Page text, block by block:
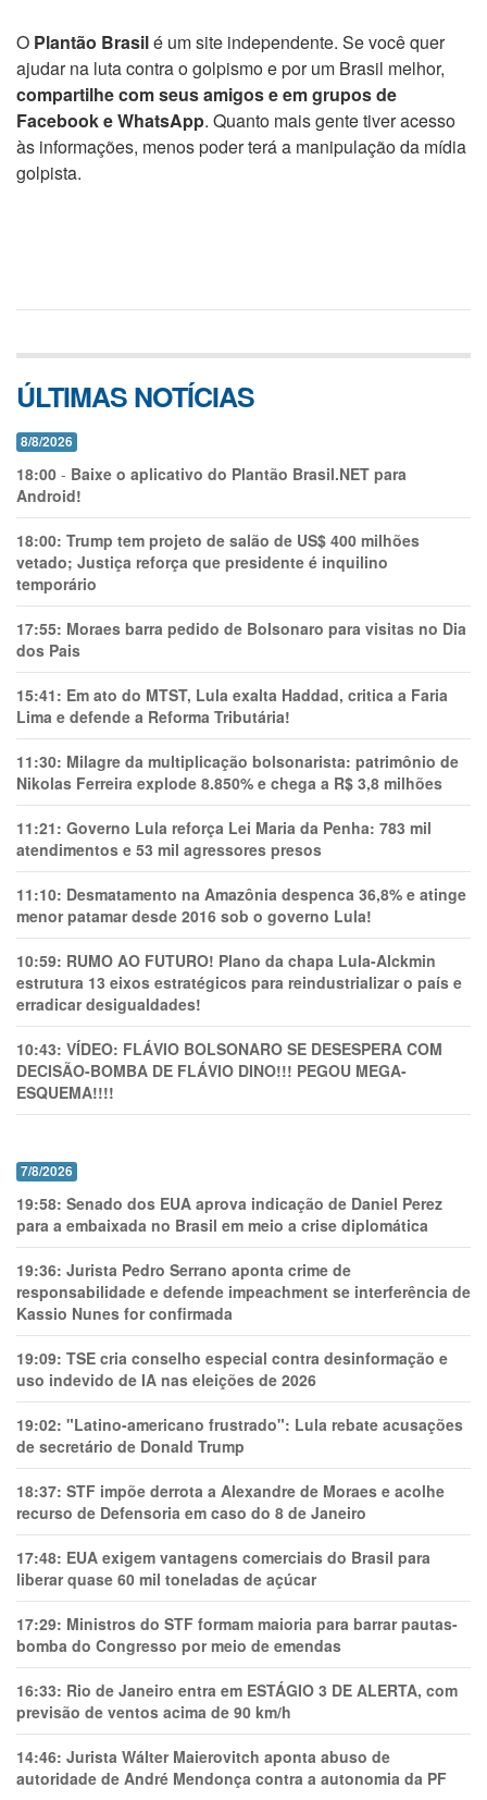
O Plantão Brasilé um site independente. Se você quer
ajudar na luta contra o golpismo e por um Brasil melhor,
compartilhe com seus amigos e em grupos de
Facebook e WhatsApp. Quanto mais gente tiver acesso
às informações, menos poder terá a manipulação da mídia
golpista.
ÚLTIMAS NOTÍCIAS
8/8/2026
18:00 - Baixe o aplicativo do Plantão Brasil.NET para
Android!
18:00: Trump tem projeto de salão de US$ 400 milhões
vetado; Justiça reforça que presidente é inquilino
temporário
17:55: Moraes barra pedido de Bolsonaro para visitas no Dia
dos Pais
15:41: Em ato do MTST, Lula exalta Haddad, critica a Faria
Lima e defende a Reforma Tributária!
11:30: Milagre da multiplicação bolsonarista: patrimônio de
Nikolas Ferreira explode 8.850% e chega a R$ 3,8 milhões
11:21: Governo Lula reforça Lei Maria da Penha: 783 mil
atendimentos e 53 mil agressores presos
11:10: Desmatamento na Amazônia despenca 36,8% e atinge
menor patamar desde 2016 sob o governo Lula!
10:59: RUMO AO FUTURO! Plano da chapa Lula-Alckmin
estrutura 13 eixos estratégicos para reindustrializar o país e
erradicar desigualdades!
10:43: VÍDEO: FLÁVIO BOLSONARO SE DESESPERA COM
DECISÃO-BOMBA DE FLÁVIO DINO!!! PEGOU MEGA-
ESQUEMA!!!!
7/8/2026
19:58: Senado dos EUA aprova indicação de Daniel Perez
para a embaixada no Brasil em meio a crise diplomática
19:36: Jurista Pedro Serrano aponta crime de
responsabilidade e defende impeachment se interferência de
Kassio Nunes for confirmada
19:09: TSE cria conselho especial contra desinformação e
uso indevido de IA nas eleições de 2026
19:02: "Latino-americano frustrado": Lula rebate acusações
de secretário de Donald Trump
18:37: STF impõe derrota a Alexandre de Moraes e acolhe
recurso de Defensoria em caso do 8 de Janeiro
17:48: EUA exigem vantagens comerciais do Brasil para
liberar quase 60 mil toneladas de açúcar
17:29: Ministros do STF formam maioria para barrar pautas-
bomba do Congresso por meio de emendas
16:33: Rio de Janeiro entra em ESTÁGIO 3 DE ALERTA, com
previsão de ventos acima de 90 km/h
14:46: Jurista Wálter Maierovitch aponta abuso de
autoridade de André Mendonça contra a autonomia da PF